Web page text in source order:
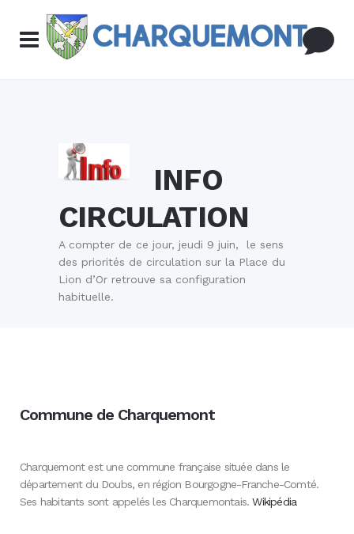
INFO
CIRCULATION
A compter de ce jour, jeudi 9 juin, le sens
des priorités de circulation sur la Place du
Lion d’Or retrouve sa configuration
habituelle.
Commune de Charquemont
Charquemont est une commune française située dans le
département du Doubs, en région Bourgogne-Franche-Comté.
Ses habitants sont appelés les Charquemontais.Wikipédia